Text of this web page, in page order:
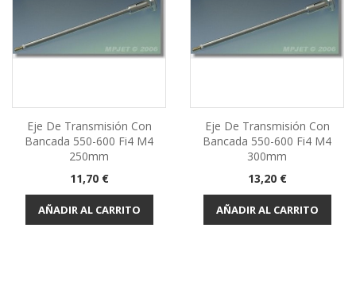
Eje De Transmisión Con
Bancada 550-600 Fi4 M4
250mm
Precio
11,70 €
AÑADIR AL CARRITO
Eje De Transmisión Con
Bancada 550-600 Fi4 M4
300mm
Precio
13,20 €
AÑADIR AL CARRITO